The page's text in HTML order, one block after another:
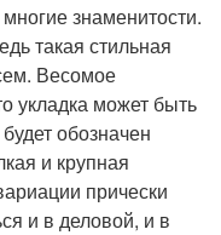
знаменитости.
такая стильная
Весомое
укладка может быть
обозначен
и крупная
прически
и в деловой, и в